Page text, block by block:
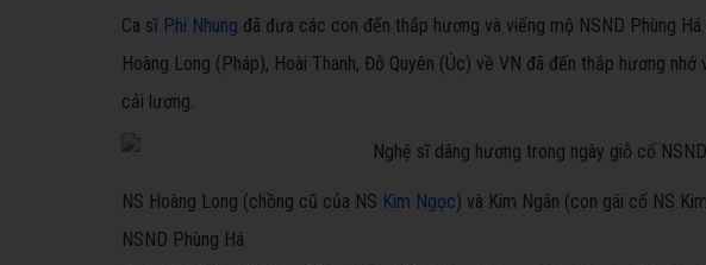
Ca sĩ Phi Nhung đã đưa các con đến thắp hương và viếng mộ NSND Phùng
Hoàng Long (Pháp), Hoài Thanh, Đỗ Quyên (Úc) về VN đã đến thắp hương
cải lương.
NS Hoàng Long (chồng cũ của NS Kim Ngọc) và Kim Ngân (con gái cố NS
NSND Phùng Há